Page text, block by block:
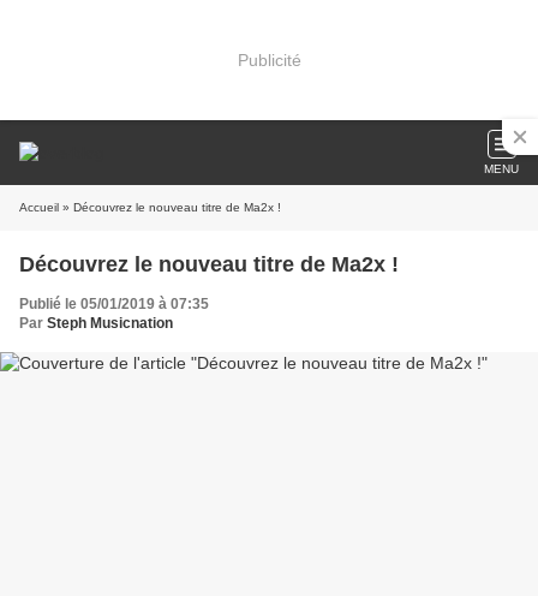
Publicité
MENU
Accueil » Découvrez le nouveau titre de Ma2x !
Découvrez le nouveau titre de Ma2x !
Publié le 05/01/2019 à 07:35
Par Steph Musicnation